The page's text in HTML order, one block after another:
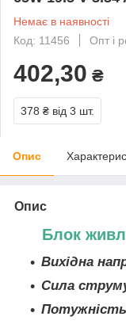
Немає в наявності
Код: 11456
Опт і
402,30 ₴
378 ₴ від 3 шт.
Опис
Опис
Блок
Вихідна
Сила